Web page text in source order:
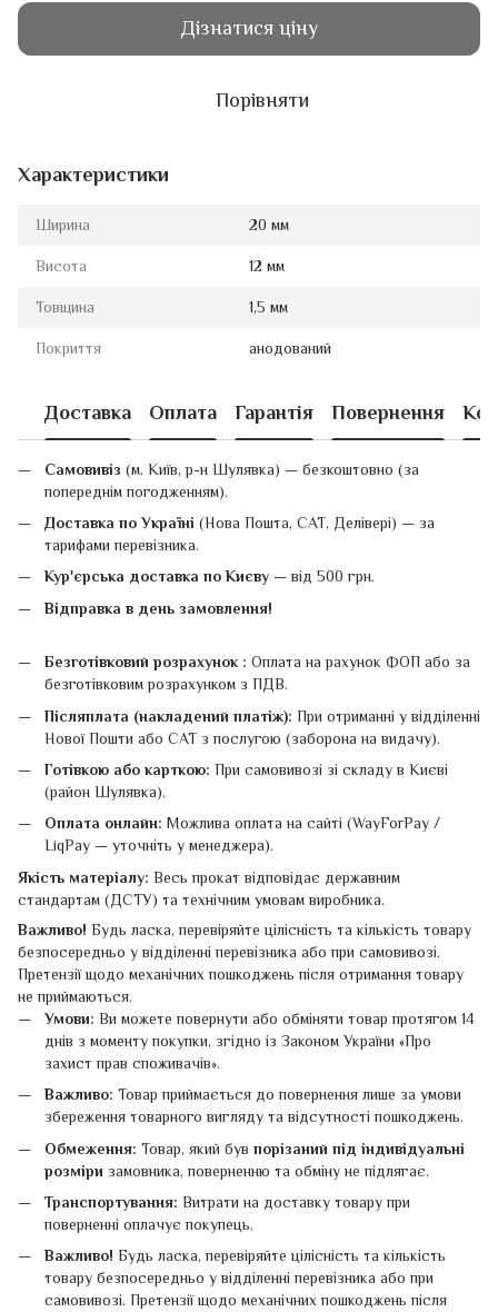
Дізнатися ціну
Порівняти
Характеристики
Ширина 20 мм
Висота 12 мм
Товщина 1,5 мм
Покриття анодований
Доставка Оплата Гарантія Повернення
Самовивіз (м. Київ, р-н Шулявка) — безкоштовно (за
попереднім погодженням).
Доставка по Україні (Нова Пошта, САТ, Делівері) — за
тарифами перевізника.
Кур'єрська доставка по Києву — від 500 грн.
Відправка в день замовлення!
Безготівковий розрахунок : Оплата на рахунок ФОП або за
безготівковим розрахунком з ПДВ.
Післяплата (накладений платіж): При отриманні у відділенні
Нової Пошти або САТ з послугою (заборона на видачу).
Готівкою або карткою: При самовивозі зі складу в Києві
(район Шулявка).
Оплата онлайн: Можлива оплата на сайті (WayForPay /
LiqPay — уточніть у менеджера).
Якість матеріалу: Весь прокат відповідає державним
стандартам (ДСТУ) та технічним умовам виробника.
Важливо! Будь ласка, перевіряйте цілісність та кількість товару
безпосередньо у відділенні перевізника або при самовивозі.
Претензії щодо механічних пошкоджень після отримання товару
не приймаються.
Умови: Ви можете повернути або обміняти товар протягом 14
днів з моменту покупки, згідно із Законом України «Про
захист прав споживачів».
Важливо: Товар приймається до повернення лише за умови
збереження товарного вигляду та відсутності пошкоджень.
Обмеження: Товар, який був порізаний під індивідуальні
розміри замовника, поверненню та обміну не підлягає.
Транспортування: Витрати на доставку товару при
поверненні оплачує покупець.
Важливо! Будь ласка, перевіряйте цілісність та кількість
товару безпосередньо у відділенні перевізника або при
самовивозі. Претензії щодо механічних пошкоджень після